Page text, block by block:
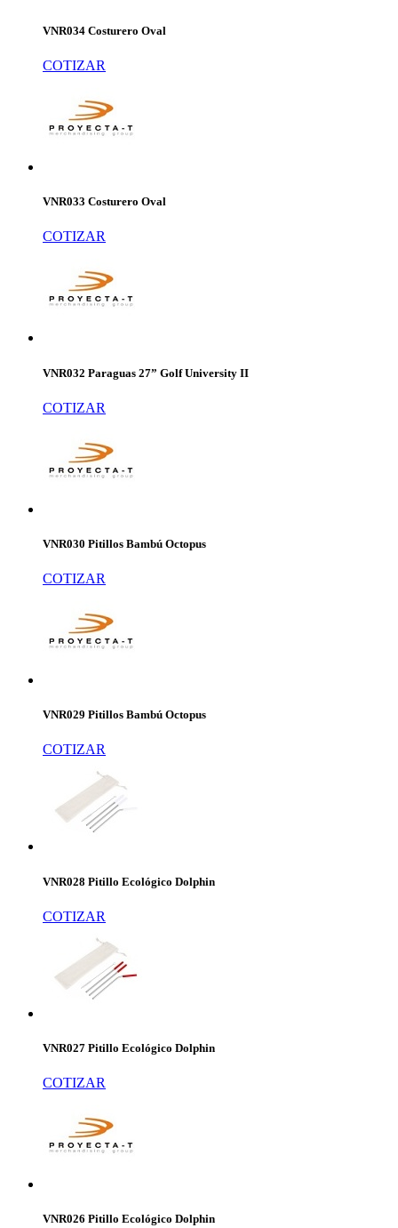
VNR034 Costurero Oval
COTIZAR
VNR033 Costurero Oval
COTIZAR
VNR032 Paraguas 27” Golf University II
COTIZAR
VNR030 Pitillos Bambú Octopus
COTIZAR
VNR029 Pitillos Bambú Octopus
COTIZAR
VNR028 Pitillo Ecológico Dolphin
COTIZAR
VNR027 Pitillo Ecológico Dolphin
COTIZAR
VNR026 Pitillo Ecológico Dolphin